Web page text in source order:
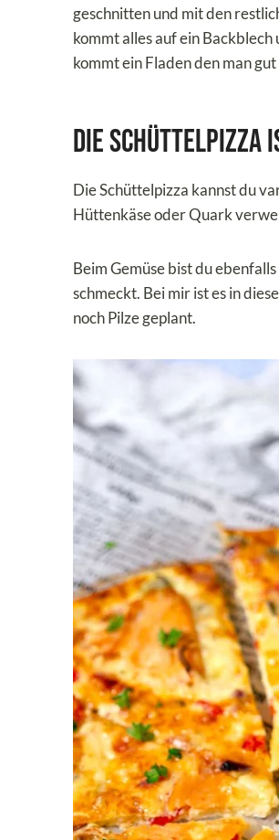
geschnitten und mit den
kommt alles auf ein Backblech
kommt ein Fladen den man
Die Schüttelpizza
Die Schüttelpizza kannst du
Hüttenkäse oder Quark
Beim Gemüse bist du
schmeckt. Bei mir ist es in
noch Pilze geplant.